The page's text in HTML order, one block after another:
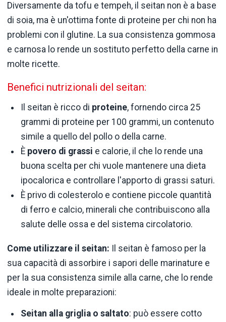
Diversamente da tofu e tempeh, il seitan non è a base
di soia, ma è un'ottima fonte di proteine per chi non ha
problemi con il glutine. La sua consistenza gommosa
e carnosa lo rende un sostituto perfetto della carne in
molte ricette.
Benefici nutrizionali del seitan:
Il seitan è ricco di proteine, fornendo circa 25
grammi di proteine per 100 grammi, un contenuto
simile a quello del pollo o della carne.
È povero di grassi e calorie, il che lo rende una
buona scelta per chi vuole mantenere una dieta
ipocalorica e controllare l'apporto di grassi saturi.
È privo di colesterolo e contiene piccole quantità
di ferro e calcio, minerali che contribuiscono alla
salute delle ossa e del sistema circolatorio.
Come utilizzare il seitan: Il seitan è famoso per la
sua capacità di assorbire i sapori delle marinature e
per la sua consistenza simile alla carne, che lo rende
ideale in molte preparazioni:
Seitan alla griglia o saltato: può essere cotto